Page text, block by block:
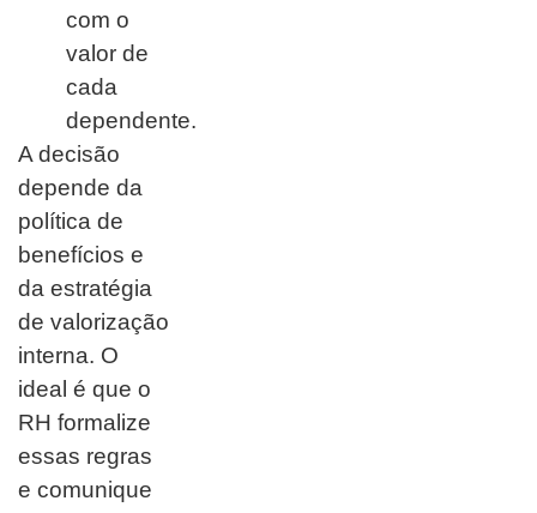
com o
valor de
cada
dependente.
A decisão
depende da
política de
benefícios e
da estratégia
de valorização
interna. O
ideal é que o
RH formalize
essas regras
e comunique